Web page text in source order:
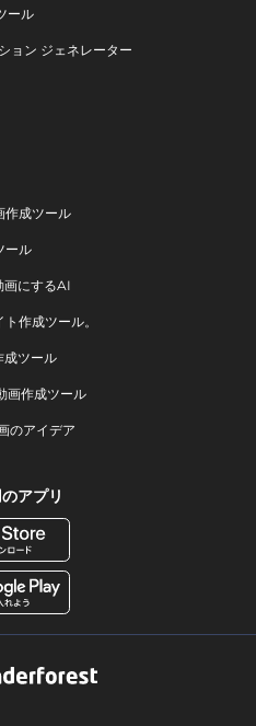
ール
ョン ジェネレーター
作成ツール
ール
画にするAI
作成ツール。
成ツール
画作成ツール
のアイデア
アプリ